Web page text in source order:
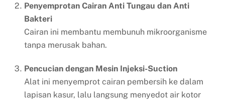
Penyemprotan Cairan Anti Tungau dan Anti
Bakteri
Cairan ini membantu membunuh mikroorganisme
tanpa merusak bahan.
Pencucian dengan Mesin Injeksi-Suction
Alat ini menyemprot cairan pembersih ke dalam
lapisan kasur, lalu langsung menyedot air kotor